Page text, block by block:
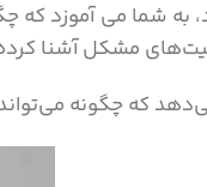
شما می آموزد که
مشکل آشنا
که چگونه می‌تواند